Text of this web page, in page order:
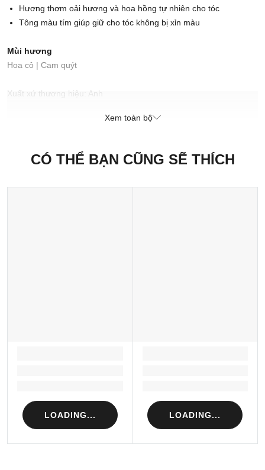
Hương thơm oải hương và hoa hồng tự nhiên cho tóc
Tông màu tím giúp giữ cho tóc không bị xỉn màu
Mùi hương
Hoa cỏ | Cam quýt
Xuất xứ thương hiệu: Anh
Xem toàn bộ
CÓ THỂ BẠN CŨNG SẼ THÍCH
LOADING... LOADING...